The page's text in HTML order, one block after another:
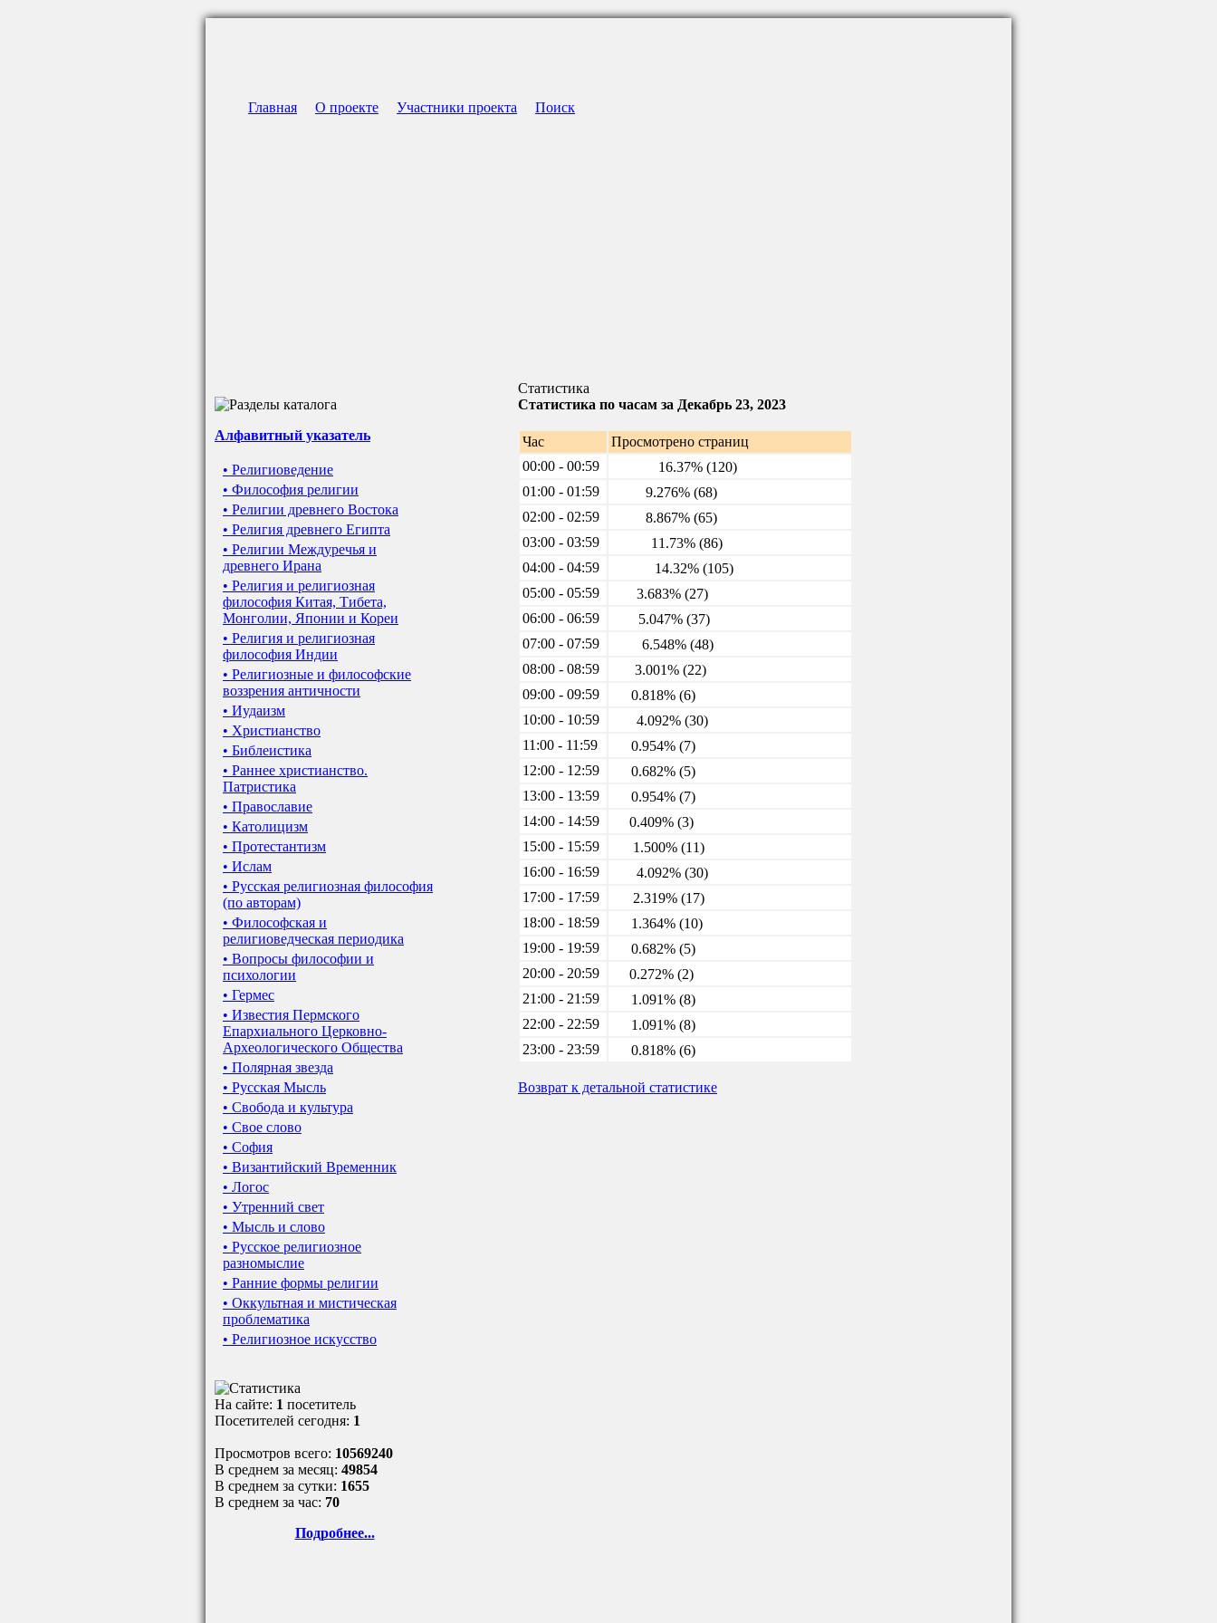
Главная О проекте Участники проекта Поиск
Алфавитный указатель
• Религиоведение
• Философия религии
• Религии древнего Востока
• Религия древнего Египта
• Религии Междуречья и
древнего Ирана
• Религия и религиозная
философия Китая, Тибета,
Монголии, Японии и Кореи
• Религия и религиозная
философия Индии
• Религиозные и философские
воззрения античности
• Иудаизм
• Христианство
• Библеистика
• Раннее христианство.
Патристика
• Православие
• Католицизм
• Протестантизм
• Ислам
• Русская религиозная философия
(по авторам)
• Философская и
религиоведческая периодика
• Вопросы философии и
психологии
• Гермес
• Известия Пермского
Епархиального Церковно-
Археологического Общества
• Полярная звезда
• Русская Мысль
• Свобода и культура
• Свое слово
• София
• Византийский Временник
• Логос
• Утренний свет
• Мысль и слово
• Русское религиозное
разномыслие
• Ранние формы религии
• Оккультная и мистическая
проблематика
• Религиозное искусство
На сайте: 1 посетитель
Посетителей сегодня: 1
Просмотров всего: 10569240
В среднем за месяц: 49854
В среднем за сутки: 1655
В среднем за час: 70
Подробнее...
Статистика
Статистика по часам за Декабрь 23, 2023
Час
Просмотрено страниц
00:00 - 00:59
16.37% (120)
01:00 - 01:59
9.276% (68)
02:00 - 02:59
8.867% (65)
03:00 - 03:59
11.73% (86)
04:00 - 04:59
14.32% (105)
05:00 - 05:59
3.683% (27)
06:00 - 06:59
5.047% (37)
07:00 - 07:59
6.548% (48)
08:00 - 08:59
3.001% (22)
09:00 - 09:59
0.818% (6)
10:00 - 10:59
4.092% (30)
11:00 - 11:59
0.954% (7)
12:00 - 12:59
0.682% (5)
13:00 - 13:59
0.954% (7)
14:00 - 14:59
0.409% (3)
15:00 - 15:59
1.500% (11)
16:00 - 16:59
4.092% (30)
17:00 - 17:59
2.319% (17)
18:00 - 18:59
1.364% (10)
19:00 - 19:59
0.682% (5)
20:00 - 20:59
0.272% (2)
21:00 - 21:59
1.091% (8)
22:00 - 22:59
1.091% (8)
23:00 - 23:59
0.818% (6)
Возврат к детальной статистике